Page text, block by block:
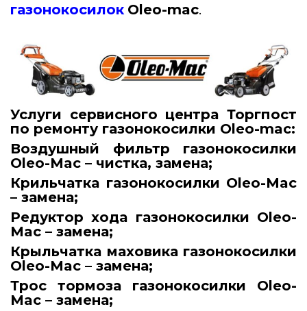
газонокосилок Oleo-mac.
Услуги сервисного центра Торгпост
по ремонту газонокосилки Oleo-mac:
Воздушный фильтр газонокосилки
Oleo-Mac – чистка, замена;
Крильчатка газонокосилки Oleo-Mac
– замена;
Редуктор хода газонокосилки Oleo-
Mac – замена;
Крыльчатка маховика газонокосилки
Oleo-Mac – замена;
Трос тормоза газонокосилки Oleo-
Mac – замена;